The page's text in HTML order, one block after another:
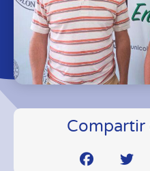
Compartir